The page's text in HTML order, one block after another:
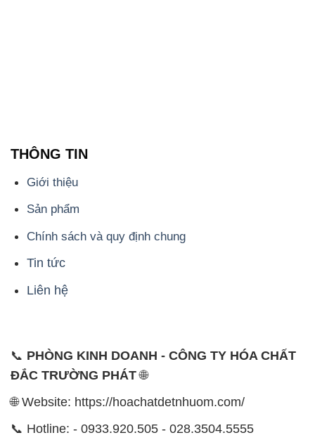
THÔNG TIN
Giới thiệu
Sản phẩm
Chính sách và quy định chung
Tin tức
Liên hệ
📞 PHÒNG KINH DOANH - CÔNG TY HÓA CHẤT
ĐẮC TRƯỜNG PHÁT🌐
🌐 Website: https://hoachatdetnhuom.com/
📞 Hotline: - 0933.920.505 - 028.3504.5555